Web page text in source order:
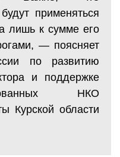
применяться
лишь к сумме его
— поясняет
по развитию
и поддержке
НКО
Курской области